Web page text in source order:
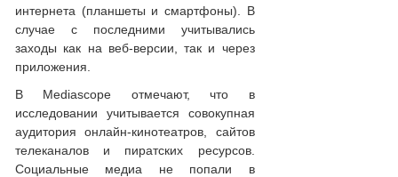
интернета (планшеты и смартфоны). В
случае с последними учитывались
заходы как на веб-версии, так и через
приложения.
В Mediascope отмечают, что в
исследовании учитывается совокупная
аудитория онлайн-кинотеатров, сайтов
телеканалов и пиратских ресурсов.
Социальные медиа не попали в